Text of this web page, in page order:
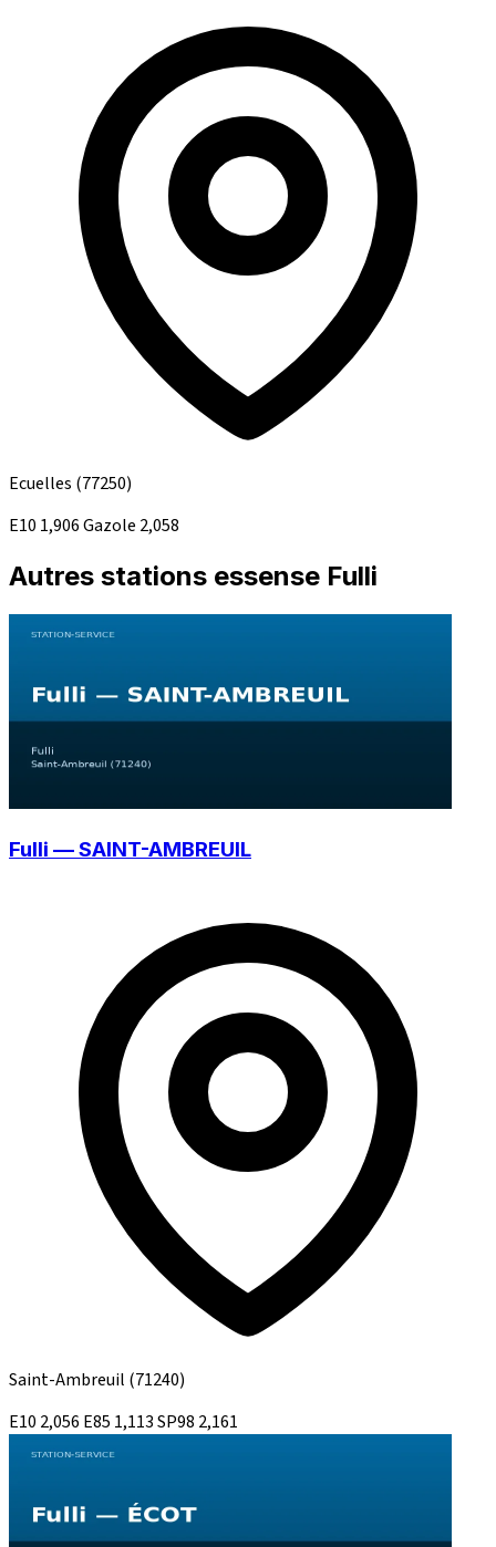
Ecuelles (77250)
E10 1,906Gazole 2,058
Autres stations essense Fulli
Fulli — SAINT-AMBREUIL
Saint-Ambreuil (71240)
E10 2,056 E85 1,113SP98 2,161